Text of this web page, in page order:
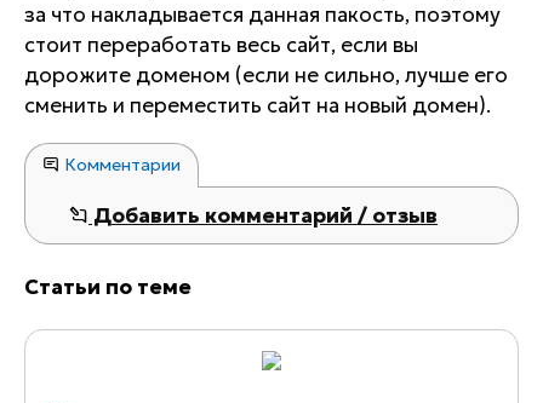
за что накладывается данная пакость, поэтому
стоит переработать весь сайт, если вы
дорожите доменом (если не сильно, лучше его
сменить и переместить сайт на новый домен).
Комментарии
Добавить комментарий / отзыв
Статьи по теме